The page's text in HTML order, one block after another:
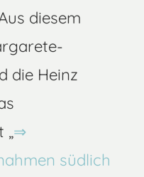
diesem
die Heinz
„
südlich